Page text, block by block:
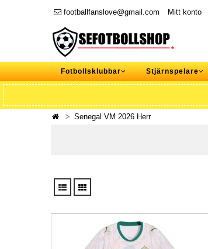
footballfanslove@gmail.com Mitt konto
Fotbollsklubbar Stjärnspelare
Senegal VM 2026 Herr